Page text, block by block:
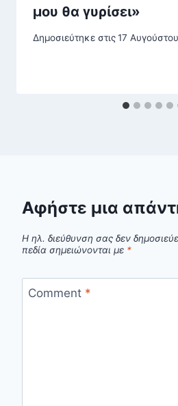
μου θα γυρίσει»
Δημοσιεύτηκε στις17
Αφήστε μια
Η ηλ. διεύθυνση σας δεν
πεδία σημειώνονται με *
Comment *